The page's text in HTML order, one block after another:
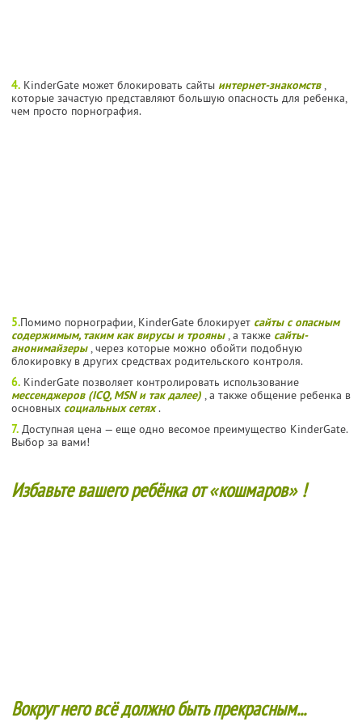
4. KinderGate может блокировать сайты интернет-знакомств ,
которые зачастую представляют большую опасность для ребенка,
чем просто порнография.
5.Помимо порнографии, KinderGate блокирует сайты с опасным
содержимым, таким как вирусы и трояны , а также сайты-
анонимайзеры , через которые можно обойти подобную
блокировку в других средствах родительского контроля.
6. KinderGate позволяет контролировать использование
мессенджеров (ICQ, MSN и так далее) , а также общение ребенка в
основных социальных сетях .
7. Доступная цена — еще одно весомое преимущество KinderGate.
Выбор за вами!
Избавьте вашего ребёнка от«кошмаров»!
Вокруг него всё должно быть прекрасным...